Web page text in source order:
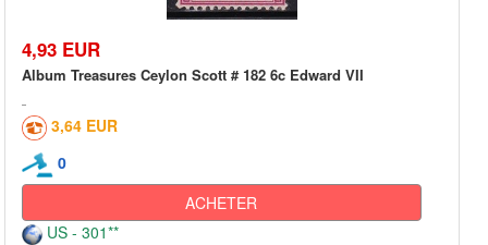
4,93 EUR
Album Treasures Ceylon Scott # 182 6c Edward VII
3,64 EUR
0
ACHETER
US - 301**